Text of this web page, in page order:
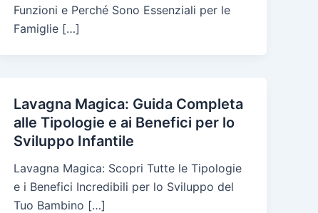
Funzioni e Perché Sono Essenziali per le
Famiglie […]
Lavagna Magica: Guida Completa
alle Tipologie e ai Benefici per lo
Sviluppo Infantile
Lavagna Magica: Scopri Tutte le Tipologie
e i Benefici Incredibili per lo Sviluppo del
Tuo Bambino […]